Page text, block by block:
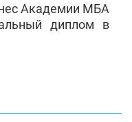
Академии МБА
диплом в